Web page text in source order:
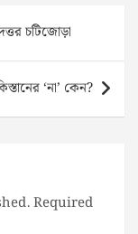
চটিজোড়া
‘না’ কেন?
Required